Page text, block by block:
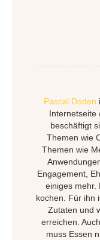
Pascal Doden
Internetseite
beschäftigt
Themen wie
Themen wie
Engagement,
einiges mehr.
kochen. Für ihn
Zutaten und
erreichen.
muss Essen